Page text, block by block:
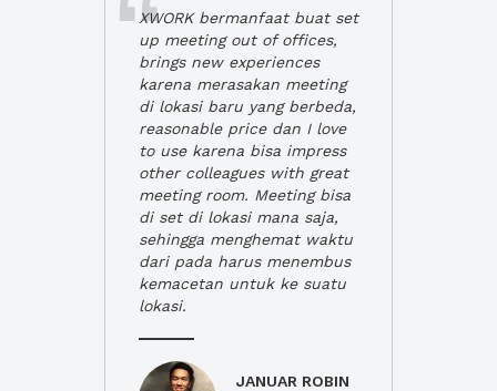
XWORK bermanfaat buat set
up meeting out of offices,
brings new experiences
karena merasakan meeting
di lokasi baru yang berbeda,
reasonable price dan I love
to use karena bisa impress
other colleagues with great
meeting room. Meeting bisa
di set di lokasi mana saja,
sehingga menghemat waktu
dari pada harus menembus
kemacetan untuk ke suatu
lokasi.
JANUAR ROBIN